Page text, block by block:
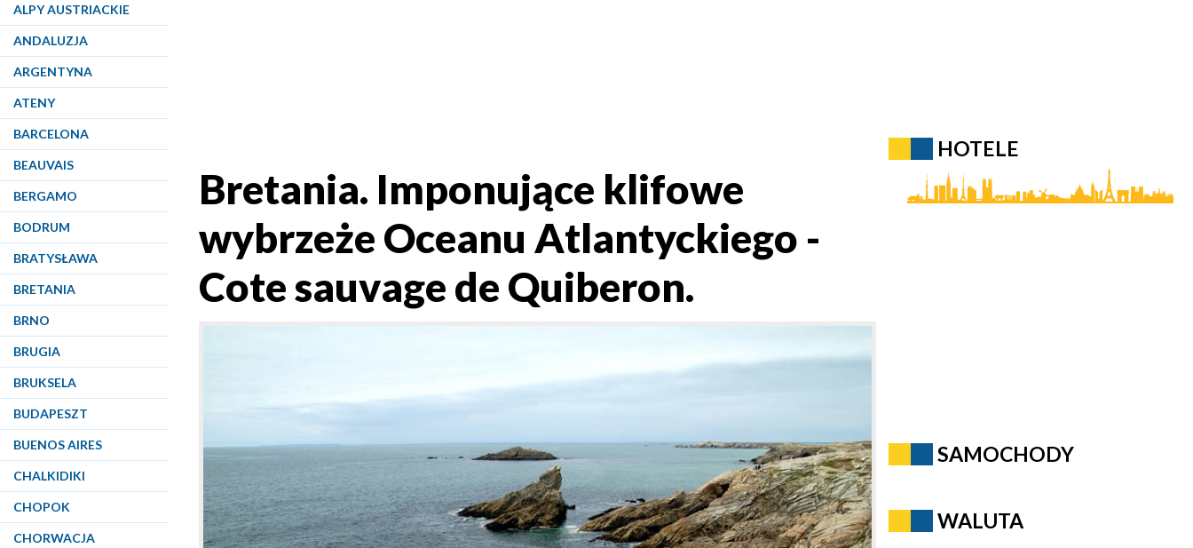
ALPY AUSTRIACKIE
ANDALUZJA
ARGENTYNA
ATENY
BARCELONA
BEAUVAIS
BERGAMO
BODRUM
BRATYSŁAWA
BRETANIA
BRNO
BRUGIA
BRUKSELA
BUDAPESZT
BUENOS AIRES
CHALKIDIKI
CHOPOK
CHORWACJA
Bretania. Imponujące klifowe
wybrzeże Oceanu Atlantyckiego -
Cote sauvage de Quiberon.
HOTELE
SAMOCHODY
WALUTA